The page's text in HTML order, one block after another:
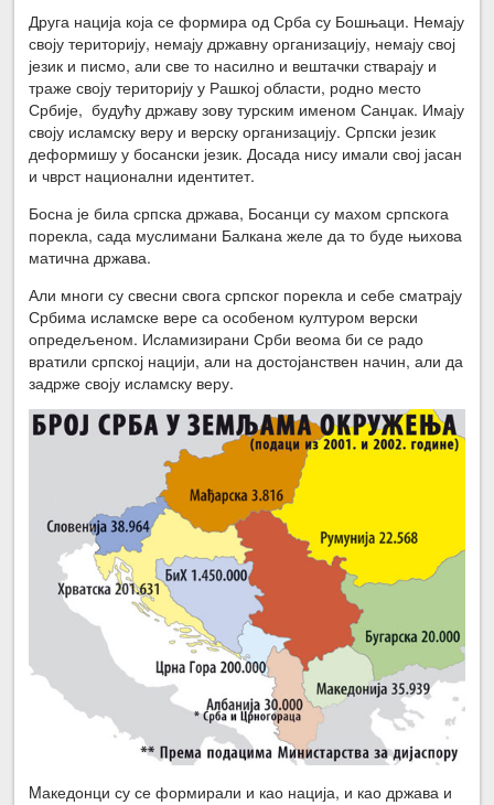
Друга нација која се формира од Срба су Бошњаци. Немају
своју територију, немају државну организацију, немају свој
језик и писмо, али све то насилно и вештачки стварају и
траже своју територију у Рашкој области, родно место
Србије, будућу државу зову турским именом Санџак. Имају
своју исламску веру и верску организацију. Српски језик
деформишу у босански језик. Досада нису имали свој јасан
и чврст национални идентитет.
Босна је била српска држава, Босанци су махом српскога
порекла, сада муслимани Балкана желе да то буде њихова
матична држава.
Али многи су свесни свога српског порекла и себе сматрају
Србима исламске вере са особеном културом верски
опредељеном. Исламизирани Срби веома би се радо
вратили српској нацији, али на достојанствен начин, али да
задрже своју исламску веру.
Mакедонци су се формирали и као нација, и као држава и